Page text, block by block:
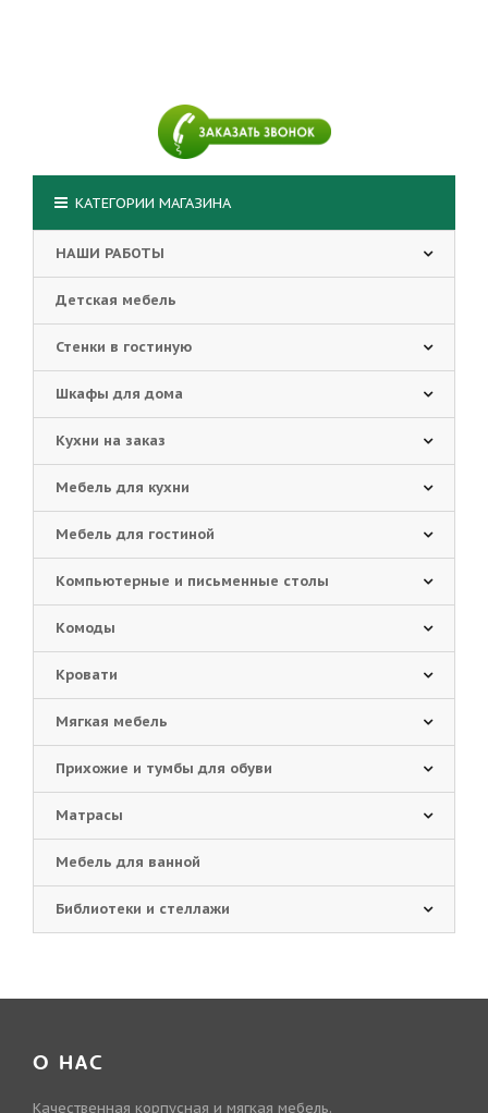
КАТЕГОРИИ МАГАЗИНА
НАШИ РАБОТЫ
Детская мебель
Стенки в гостиную
Шкафы для дома
Кухни на заказ
Мебель для кухни
Мебель для гостиной
Компьютерные и письменные столы
Комоды
Кровати
Мягкая мебель
Прихожие и тумбы для обуви
Матрасы
Мебель для ванной
Библиотеки и стеллажи
О НАС
Качественная корпусная и мягкая мебель.